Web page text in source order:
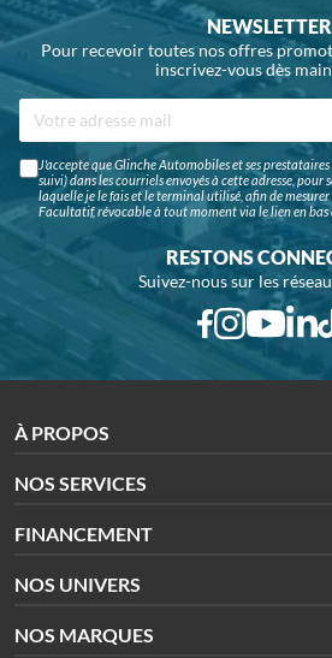
NEWSLETTER
Pour recevoir toutes nos offres
inscrivez-vous dès
J'accepte que Glinche Automobiles et ses
suivi) dans les courriels envoyés à cette adresse, pour
laquelle je le fais et le terminal utilisé, afin de
Facultatif, révocable à tout moment via le lien en bas
RESTONS
Suivez-nous sur les
À PROPOS
NOS SERVICES
FINANCEMENT
NOS UNIVERS
NOS MARQUES